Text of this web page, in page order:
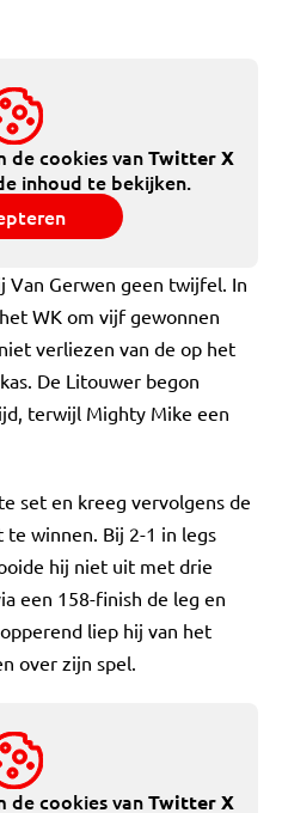
de cookies vanTwitter X
inhoud te bekijken.
Van Gerwen geen twijfel. In
WK om vijf gewonnen
verliezen van de op het
De Litouwer begon
terwijl Mighty Mike een
set en kreeg vervolgens de
te winnen. Bij 2-1 in legs
hij niet uit met drie
een 158-finish de leg en
liep hij van het
over zijn spel.
de cookies vanTwitter X